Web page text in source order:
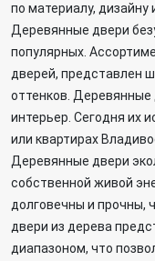
по материалу,
Деревянные двери
популярных.
дверей, представлен
оттенков.
интерьер. Сегодня их
или квартирах
Деревянные двери
собственной живой
долговечны и прочны,
двери из дерева
диапазоном, что